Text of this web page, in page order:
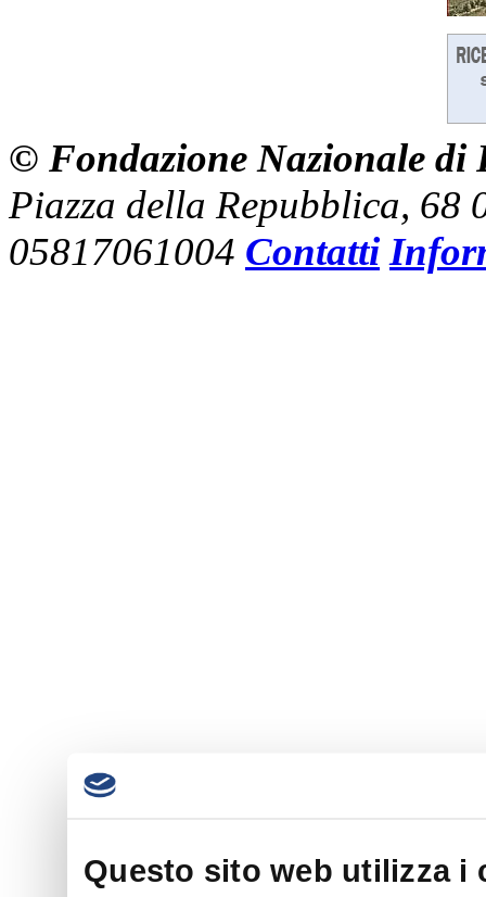
Questo sito web utilizza i
© Fondazione Nazionale di
Piazza della Repubblica, 68
05817061004 Contatti